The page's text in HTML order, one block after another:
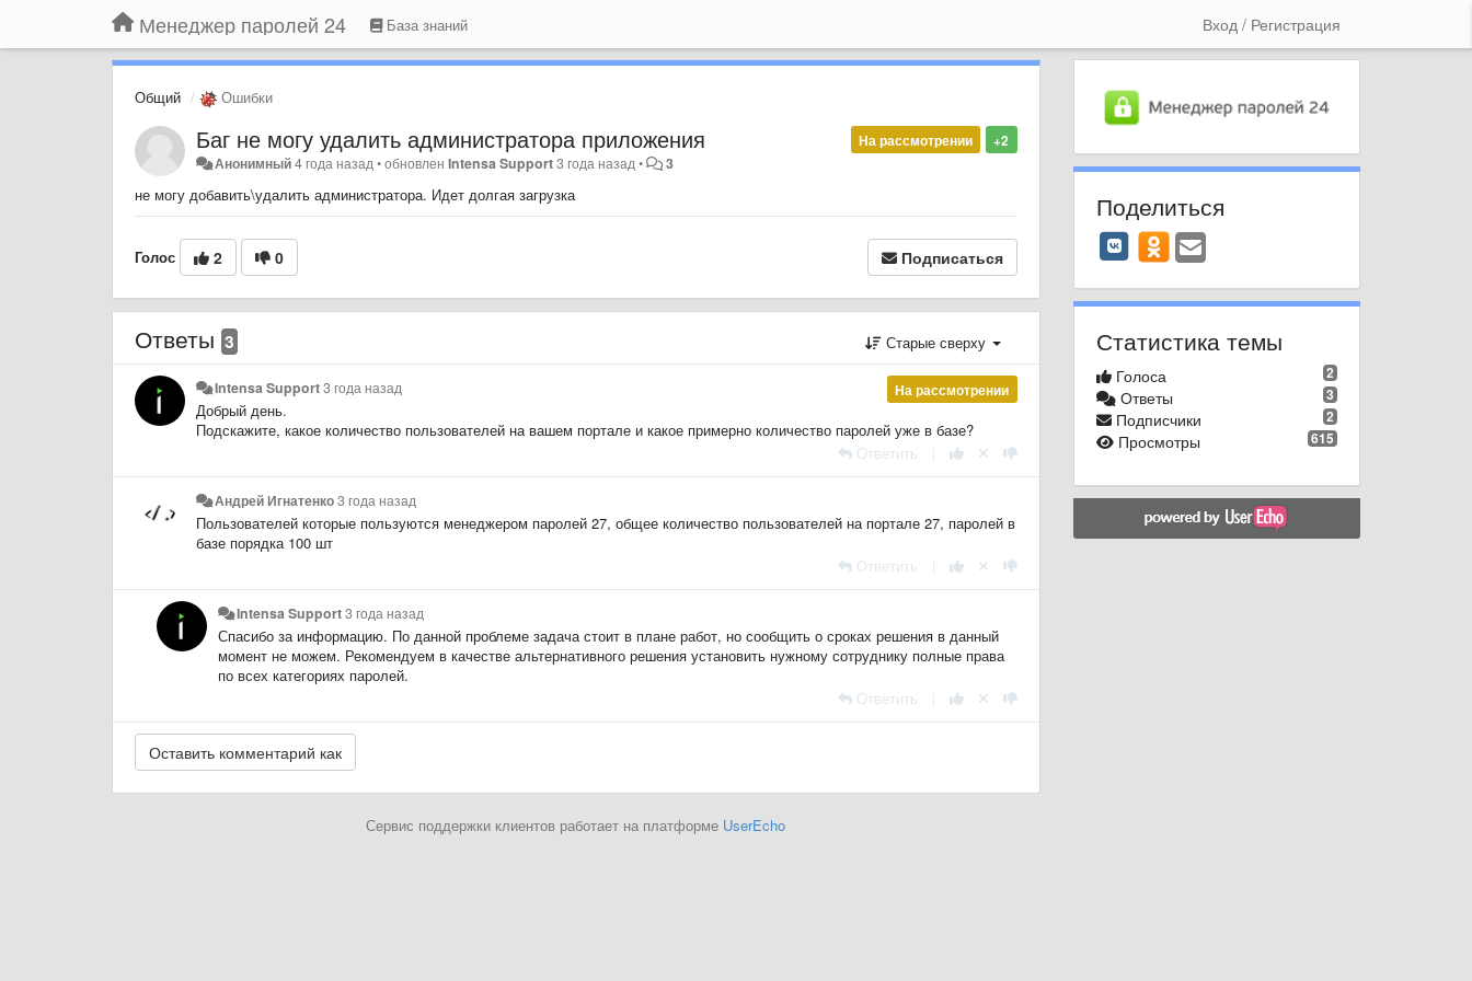
Менеджер паролей 24 База знаний Вход / Регистрация
Общий Ошибки
+2
На рассмотрении
Баг не могу удалить администратора приложения
Анонимный4 года назад •обновленIntensa Support3 года назад • 3
не могу добавить\удалить администратора. Идет долгая загрузка
Голос 2 0 Подписаться
Ответы 3 Старые сверху
На рассмотрении
Intensa Support3 года назад
Добрый день.
Подскажите, какое количество пользователей на вашем портале и какое примерно количество паролей уже в базе?
Ответить
Андрей Игнатенко3 года назад
Пользователей которые пользуются менеджером паролей 27, общее количество пользователей на портале 27, паролей в
базе порядка 100 шт
Ответить
Intensa Support3 года назад
Спасибо за информацию. По данной проблеме задача стоит в плане работ, но сообщить о сроках решения в данный
момент не можем. Рекомендуем в качестве альтернативного решения установить нужному сотруднику полные права
по всех категориях паролей.
Ответить
Сервис поддержки клиентов работает на платформе UserEcho
Поделиться
Статистика темы
2
Голоса
3
Ответы
2
Подписчики
615
Просмотры